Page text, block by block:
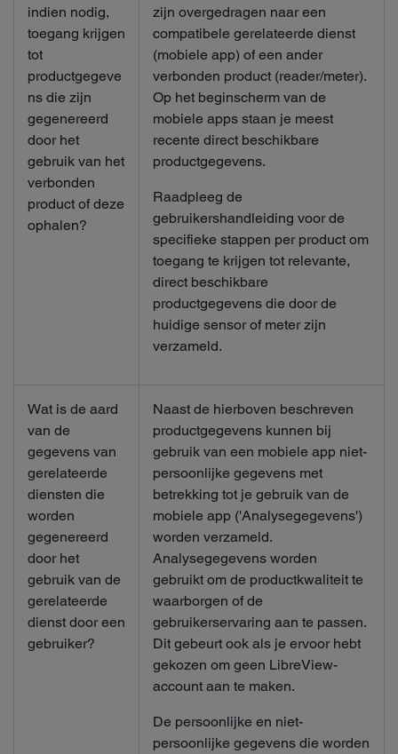
indien nodig,
toegang krijgen
tot
productgegeve
ns die zijn
gegenereerd
door het
gebruik van het
verbonden
product of deze
ophalen?
zijn overgedragen naar een
compatibele gerelateerde dienst
(mobiele app) of een ander
verbonden product (reader/meter).
Op het beginscherm van de
mobiele apps staan je meest
recente direct beschikbare
productgegevens.
Raadpleeg de
gebruikershandleiding voor de
specifieke stappen per product om
toegang te krijgen tot relevante,
direct beschikbare
productgegevens die door de
huidige sensor of meter zijn
verzameld.
Wat is de aard
van de
gegevens van
gerelateerde
diensten die
worden
gegenereerd
door het
gebruik van de
gerelateerde
dienst door een
gebruiker?
Naast de hierboven beschreven
productgegevens kunnen bij
gebruik van een mobiele app niet-
persoonlijke gegevens met
betrekking tot je gebruik van de
mobiele app ('Analysegegevens')
worden verzameld.
Analysegegevens worden
gebruikt om de productkwaliteit te
waarborgen of de
gebruikerservaring aan te passen.
Dit gebeurt ook als je ervoor hebt
gekozen om geen LibreView-
account aan te maken.
De persoonlijke en niet-
persoonlijke gegevens die worden